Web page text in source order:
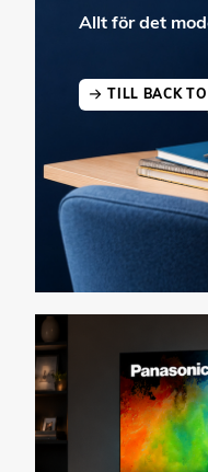
Allt för det
TILL BACK